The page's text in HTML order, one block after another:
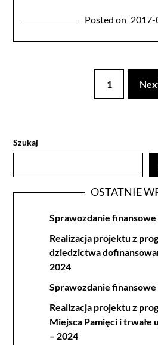
Posted on
1
Szukaj
OSTATNIE
Sprawozdanie
Realizacja projektu z
dziedzictwa
2024
Sprawozdanie
Realizacja projektu z
Miejsca Pamięci i trwałe
– 2024